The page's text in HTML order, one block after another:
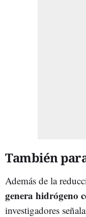
También
Además de la
genera hidrógeno
investigadores